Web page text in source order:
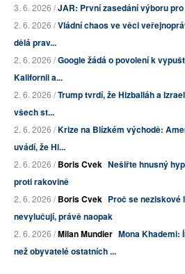
3. 6. 2026 /JAR: První zasedání výboru
2. 6. 2026 /Vládní chaos ve věci
dělá prav...
2. 6. 2026 /Google žádá o povolení k
Kalifornii a...
2. 6. 2026 /Trump tvrdí, že Hizballáh a
všech st...
2. 6. 2026 /Krize na Blízkém východě:
uvádí, že Hi...
2. 6. 2026 /Boris Cvek Nešiřte hnusný
proti rakovině
2. 6. 2026 /Boris Cvek Proč se neziskové
nevylučují, právě naopak
2. 6. 2026 /Milan Mundier Mona Khademi:
než obyvatelé ostatních ...